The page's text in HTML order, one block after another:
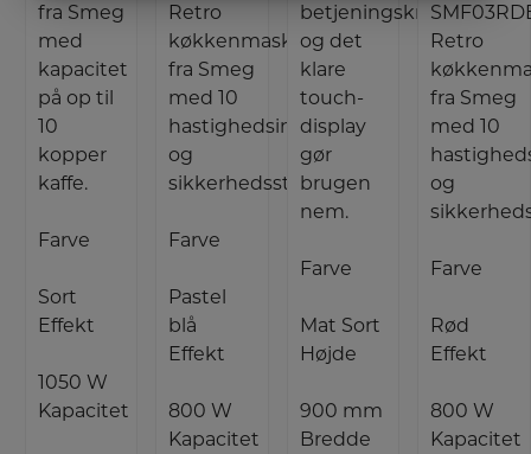
fra Smeg
med
kapacitet
på op til
10
kopper
kaffe.
Farve
Sort
Effekt
1050 W
Kapacitet
Retro
køkkenmaskine
fra Smeg
med 10
hastighedsindstillinger
og
sikkerhedsstop.
Farve
Pastel
blå
Effekt
800 W
Kapacitet
betjeningsknapper
og det
klare
touch-
display
gør
brugen
nem.
Farve
Mat Sort
Højde
900 mm
Bredde
Retro
fra Smeg
med 10
og
Farve
Rød
Effekt
800 W
Kapacitet